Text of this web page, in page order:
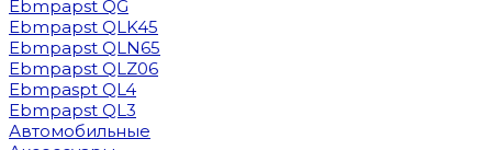
Ebmpapst QG
Ebmpapst QLK45
Ebmpapst QLN65
Ebmpapst QLZ06
Ebmpaspt QL4
Ebmpapst QL3
Автомобильные